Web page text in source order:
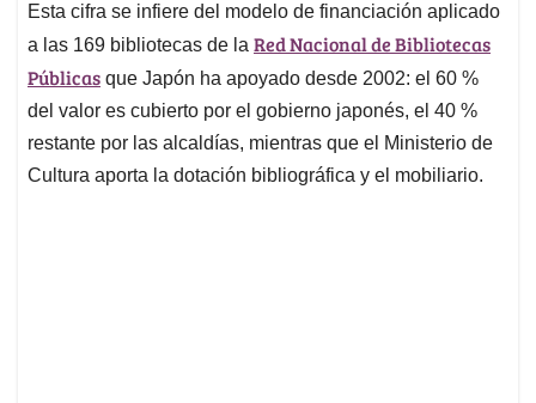
Esta cifra se infiere del modelo de financiación aplicado
a las 169 bibliotecas de la Red Nacional de Bibliotecas
Públicas que Japón ha apoyado desde 2002: el 60 %
del valor es cubierto por el gobierno japonés, el 40 %
restante por las alcaldías, mientras que el Ministerio de
Cultura aporta la dotación bibliográfica y el mobiliario.